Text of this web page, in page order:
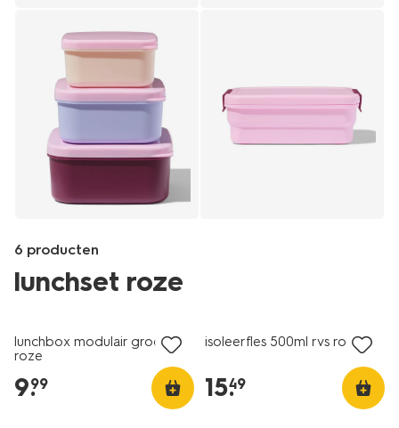
6 producten
lunchset roze
tafelen/meenemen-
bewaren/broodtrommels-
lunchboxen/snackboxen-
Products
lunchbox modulair groot
roze
9.
99
isoleerfles 500ml rvs roze
15.
49